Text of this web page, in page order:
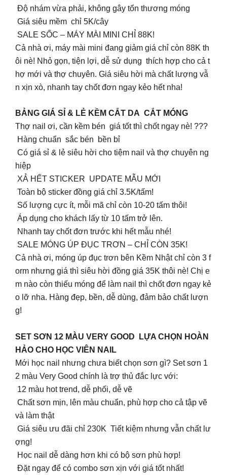
Độ nhám vừa phải, không gây tổn thương móng
Giá siêu mềm chỉ 5K/cây
SALE SỐC – MÁY MÀI MINI CHỈ 88K!
Cả nhà ơi, máy mài mini đang giảm giá chỉ còn 88K th
ôi nè! Nhỏ gọn, tiện lợi, dễ sử dụng thích hợp cho cả t
hợ mới và thợ chuyên. Giá siêu hời mà chất lượng vẫ
n xịn xò, nhanh tay chốt đơn ngay kẻo hết nha!
BẢNG GIÁ SỈ & LẺ KỀM CẮT DA CẮT MÓNG
Thợ nail ơi, cần kềm bén giá tốt thì chốt ngay nè! ???
Hàng chuẩn sắc bén bền bỉ
Có giá sỉ & lẻ siêu hời cho tiệm nail và thợ chuyên ng
hiệp
XẢ HẾT STICKER UPDATE MẪU MỚI
Toàn bộ sticker đồng giá chỉ 3.5K/tấm!
Số lượng cực ít, mỗi mã chỉ còn 10-20 tấm thôi!
Áp dụng cho khách lấy từ 10 tấm trở lên.
Nhanh tay chốt đơn trước khi hết mẫu nhé!
SALE MÓNG ÚP ĐỤC TRƠN – CHỈ CÒN 35K!
Cả nhà ơi, móng úp đục trơn bên Kềm Nhật chỉ còn 3 f
orm nhưng giá thì siêu hời đồng giá 35K thôi nè! Chị e
m nào còn thiếu móng để làm nail thì chốt đơn ngay kẻ
o lỡ nha. Hàng đẹp, bền, dễ dùng, đảm bảo chất lượn
g!
SET SƠN 12 MÀU VERY GOOD LỰA CHỌN HOÀN
HẢO CHO HỌC VIÊN NAIL
Mới học nail nhưng chưa biết chọn sơn gì? Set sơn 1
2 màu Very Good chính là trợ thủ đắc lực với:
12 màu hot trend, dễ phối, dễ vẽ
Chất sơn mịn, lên màu chuẩn, phù hợp cho cả tập vẽ
và làm thật
Giá siêu ưu đãi chỉ 230K Tiết kiệm nhưng vẫn chất lư
ợng!
Học nail dễ dàng hơn khi có bộ sơn phù hợp!
Đặt ngay để có combo sơn xịn với giá tốt nhất!